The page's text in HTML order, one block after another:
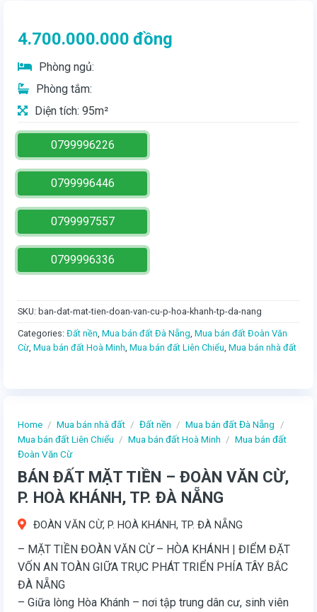
Home / Mua bán nhà đất / Đất nền / Mua bán đất Đà Nẵng
/
Mua bán đất Liên Chiểu / Mua bán đất Hoà Minh / Mua bán đất
Đoàn Văn Cừ
BÁN ĐẤT MẶT TIỀN – ĐOÀN VĂN CỪ,
P. HOÀ KHÁNH, TP. ĐÀ NẴNG
ĐOÀN VĂN CỪ, P. HOÀ KHÁNH, TP. ĐÀ NẴNG
– MẶT TIỀN ĐOÀN VĂN CỪ – HÒA KHÁNH | ĐIỂM ĐẶT
VỐN AN TOÀN GIỮA TRỤC PHÁT TRIỂN PHÍA TÂY BẮC
ĐÀ NẴNG
– Giữa lòng Hòa Khánh – nơi tập trung dân cư, sinh viên
4.700.000.000 đồng
Phòng ngủ:
Phòng tắm:
Diện tích: 95m²
0799996226
0799996446
0799997557
0799996336
SKU: ban-dat-mat-tien-doan-van-cu-p-hoa-khanh-tp-da-nang
Categories: Đất nền, Mua bán đất Đà Nẵng, Mua bán đất Đoàn Văn
Cừ, Mua bán đất Hoà Minh, Mua bán đất Liên Chiểu, Mua bán nhà đất